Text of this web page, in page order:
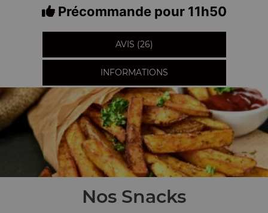
Précommande pour 11h50
AVIS (26)
INFORMATIONS
Nos Snacks